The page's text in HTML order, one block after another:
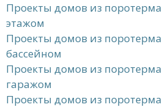
Проекты домов из
этажом
Проекты домов из
бассейном
Проекты домов из
гаражом
Проекты домов из